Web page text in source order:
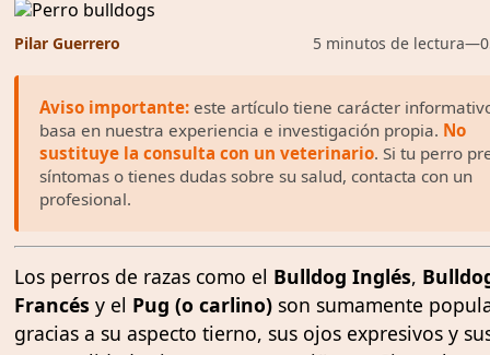
Pilar Guerrero 5 minutos de lectura—
Aviso importante:este artículo tiene carácter
basa en nuestra experiencia e investigación propia. No
sustituye la consulta con un veterinario. Si tu perro
síntomas o tienes dudas sobre su salud, contacta con un
profesional.
Los perros de razas como el Bulldog Inglés,
Francés y el Pug (o carlino)son sumamente
gracias a su aspecto tierno, sus ojos expresivos y